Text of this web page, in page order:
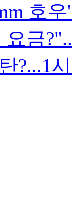
호
금
?...1